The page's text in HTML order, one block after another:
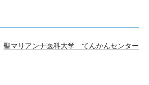
聖マリアンナ医科大学 てんかんセンター